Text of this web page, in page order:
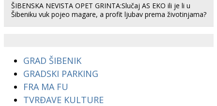
ŠIBENSKA NEVISTA OPET GRINTA:Slučaj AS EKO ili je li u
Šibeniku vuk pojeo magare, a profit ljubav prema životinjama?
GRAD ŠIBENIK
GRADSKI PARKING
FRA MA FU
TVRĐAVE KULTURE